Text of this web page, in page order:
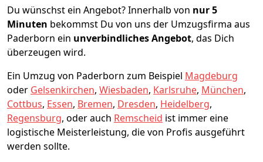
Du wünschst ein Angebot? Innerhalb von nur 5
Minuten bekommst Du von uns der Umzugsfirma aus
Paderborn ein unverbindliches Angebot, das Dich
überzeugen wird.
Ein Umzug von Paderborn zum Beispiel Magdeburg
oder Gelsenkirchen, Wiesbaden, Karlsruhe, München,
Cottbus, Essen, Bremen, Dresden, Heidelberg,
Regensburg, oder auch Remscheid ist immer eine
logistische Meisterleistung, die von Profis ausgeführt
werden sollte.